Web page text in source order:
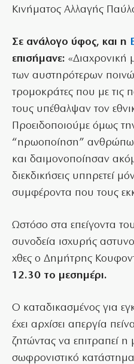
Κινήματος Αλλαγής
Σε ανάλογο ύφος, και η
επισήμανε: «Διαχρονική
των αυστηρότερων
τρομοκράτες που με τις
τους υπέθαλψαν τον
Προειδοποιούμε όμως
“ηρωοποίηση”
και δαιμονοποίησαν
διεκδικήσεις υπηρετεί
συμφέροντα που τους
Ωστόσο στα επείγοντα
συνοδεία ισχυρής
χθες ο Δημήτρης
12.30 το μεσημέρι.
Ο καταδικασμένος για
έχει αρχίσει απεργία
ζητώντας να επιτραπεί
σωφρονιστικό